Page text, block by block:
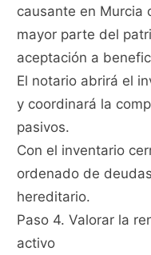
causante en Murcia
mayor parte del
aceptación a
El notario abrirá el
y coordinará la
pasivos.
Con el inventario
ordenado de
hereditario.
Paso 4. Valorar la
activo